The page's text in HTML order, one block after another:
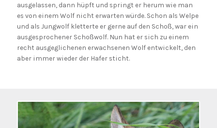
ausgelassen, dann hüpft und springt er herum wie man
es von einem Wolf nicht erwarten würde. Schon als Welpe
und als Jungwolf kletterte er gerne auf den Schoß, war ein
ausgesprochener Schoßwolf. Nun hat er sich zu einem
recht ausgeglichenen erwachsenen Wolf entwickelt, den
aber immer wieder der Hafer sticht.